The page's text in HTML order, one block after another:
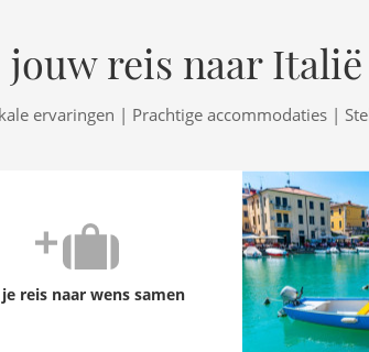
jouw reis naar Italië
ervaringen | Prachtige accommodaties |
reis naar wens samen